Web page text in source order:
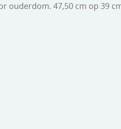
ouderdom. 47,50 cm op 39